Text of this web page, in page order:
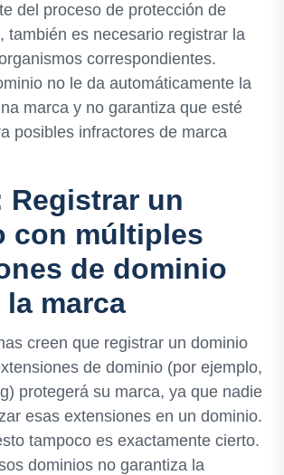
del proceso de protección de
también es necesario registrar la
correspondientes.
no le da automáticamente la
marca y no garantiza que esté
posibles infractores de marca
Registrar un
con múltiples
de dominio
marca
creen que registrar un dominio
de dominio (por ejemplo,
protegerá su marca, ya que nadie
esas extensiones en un dominio.
tampoco es exactamente cierto.
dominios no garantiza la